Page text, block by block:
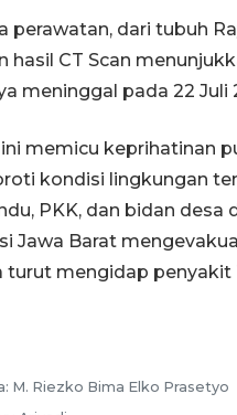
perawatan, dari tubuh
hasil CT Scan
meninggal pada 22 Juli
ini memicu keprihatinan
kondisi lingkungan
PKK, dan bidan
Jawa Barat
turut mengidap penyakit
M. Riezko Bima Elko Prasetyo